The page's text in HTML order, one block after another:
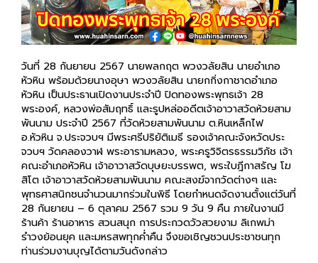
หัวหิน พร้อมด้วยนางอุษา พวงวลัยสิน นายกกิ่งกาชาดอำเภอ
หัวหิน เป็นประธานเปิดงานประจำปี ปิดทองพระพุทธเจ้า 28
พระองค์, หลวงพ่อสัมฤทธิ์ และรูปหล่ออดีตเจ้าอาวาสวัดห้วยสาม
พันนาม ประจำปี 2567 ที่วัดห้วยสามพันนาม ต.หินเหล็กไฟ
อ.หัวหิน จ.ประจวบฯ มีพระศรีปริยัติเมธี รองเจ้าคณะจังหวัดประ
จวบฯ วัดคลองวาฬ พระอารามหลวง, พระครูวิจิตรธรรมวิภัช เจ้า
คณะอำเภอหัวหิน เจ้าอาวาสวัดบุษยะบรรพต, พระใบฎีกาสรัญ โฆ
สิโต เจ้าอาวาสวัดห้วยสามพันนาม คณะสงฆ์จากวัดต่างๆ และ
พุทธศาสนิกชนจำนวนมากร่วมในพิธี โดยกำหนดจัดงานตั้งแต่วันที่
28 กันยายน – 6 ตุลาคม 2567 รวม 9 วัน 9 คืน ภายในงานมี
ร้านค้า ร้านอาหาร สวนสนุก การประกวดวัวสวยงาม ลิเกพม่า
รำวงย้อนยุค และมหรสพทุกค่ำคืน จึงขอเชิญชวนประชาชนทุก
ท่านร่วมงานบุญได้ตามวันดังกล่าว